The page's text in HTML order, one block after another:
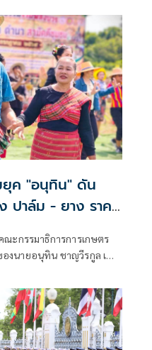
ปาล์ม - ยาง ราคา
ต้นทุนปุ๋ยช่วย
ะกรรมาธิการการเกษตร
งนายอนุทิน ชาญวีรกูล เป็น
ยกรัฐมนตรี